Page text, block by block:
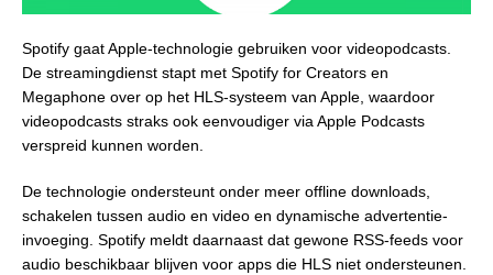
Spotify gaat Apple-technologie gebruiken voor videopodcasts.
De streamingdienst stapt met Spotify for Creators en
Megaphone over op het HLS-systeem van Apple, waardoor
videopodcasts straks ook eenvoudiger via Apple Podcasts
verspreid kunnen worden.
De technologie ondersteunt onder meer offline downloads,
schakelen tussen audio en video en dynamische advertentie-
invoeging. Spotify meldt daarnaast dat gewone RSS-feeds voor
audio beschikbaar blijven voor apps die HLS niet ondersteunen.